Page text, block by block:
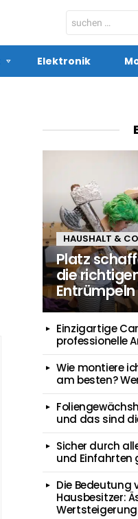
Search
for:
Elektronik
HAUSHALT &
Platz
die
Entrümpeln
Einzigartige
professionelle
Wie montiere
am besten?
und das sind
Sicher durch
und Einfahrten
Die Bedeutung
Hausbesitzer:
Wertsteigerung